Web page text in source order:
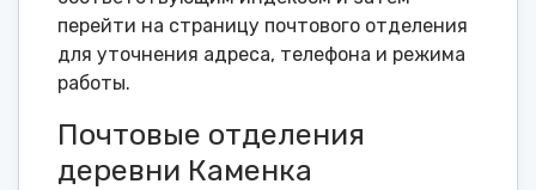
перейти на страницу почтового отделения
для уточнения адреса, телефона и режима
работы.
Почтовые отделения
деревни Каменка